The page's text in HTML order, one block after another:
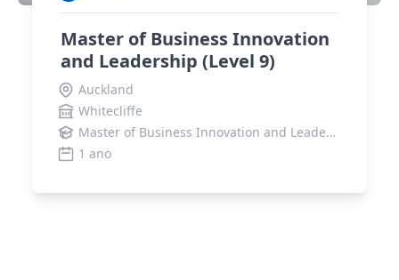
Master of Business Innovation
and Leadership (Level 9)
Auckland
Whitecliffe
Master of Business Innovation and Leadership
1 ano